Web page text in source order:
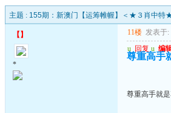
主题 : 155期：新澳门【运筹帷幄】＜★３肖中特
【 】
*
11楼 发表于:
u 回复 u 编
尊重高手
尊重高手就